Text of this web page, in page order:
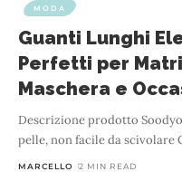
MODA
Guanti Lunghi
Perfetti per
Maschera e
Descrizione prodotto
pelle, non facile da scivolare
MARCELLO 2 MIN READ